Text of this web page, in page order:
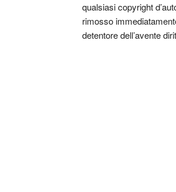
qualsiasi copyright
rimosso
detentore dell’avente